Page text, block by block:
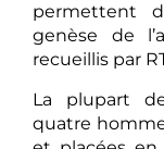
permettent
genèse de
recueillis par
La plupart
quatre